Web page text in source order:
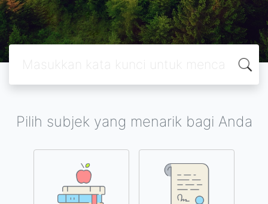
Pilih subjek yang menarik bagi Anda